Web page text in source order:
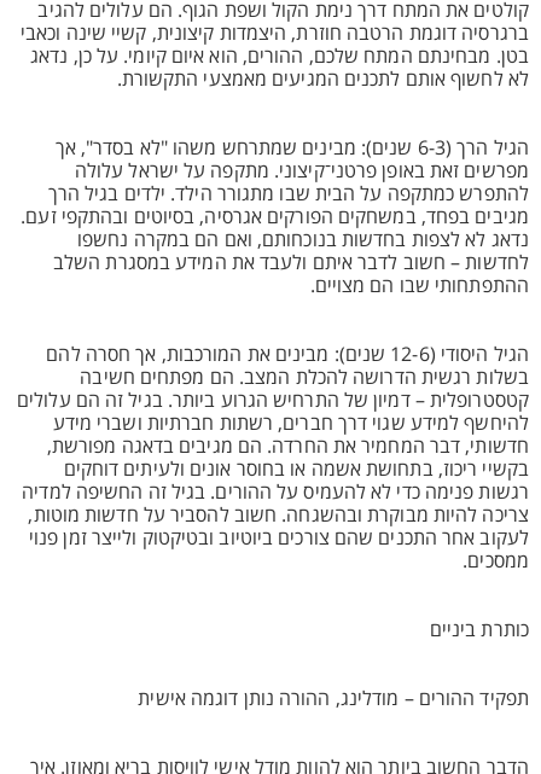
קולטים את המתח דרך נימת הקול ושפת הגוף. הם עלולים להגיב
ברגרסיה דוגמת הרטבה חוזרת, היצמדות קיצונית, קשיי שינה וכאבי
בטן. מבחינתם המתח שלכם, ההורים, הוא איום קיומי. על כן, נדאג
לא לחשוף אותם לתכנים המגיעים מאמצעי התקשורת.
הגיל הרך (6-3 שנים): מבינים שמתרחש משהו "לא בסדר", אך
מפרשים זאת באופן פרטני־קיצוני. מתקפה על ישראל עלולה
להתפרש כמתקפה על הבית שבו מתגורר הילד. ילדים בגיל הרך
מגיבים בפחד, במשחקים הפורקים אגרסיה, בסיוטים ובהתקפי זעם.
נדאג לא לצפות בחדשות בנוכחותם, ואם הם במקרה נחשפו
לחדשות – חשוב לדבר איתם ולעבד את המידע במסגרת השלב
ההתפתחותי שבו הם מצויים.
הגיל היסודי (12-6 שנים): מבינים את המורכבות, אך חסרה להם
בשלות רגשית הדרושה להכלת המצב. הם מפתחים חשיבה
קטסטרופלית – דמיון של התרחיש הגרוע ביותר. בגיל זה הם עלולים
להיחשף למידע שגוי דרך חברים, רשתות חברתיות ושברי מידע
חדשותי, דבר המחמיר את החרדה. הם מגיבים בדאגה מפורשת,
בקשיי ריכוז, בתחושת אשמה או בחוסר אונים ולעיתים דוחקים
רגשות פנימה כדי לא להעמיס על ההורים. בגיל זה החשיפה למדיה
צריכה להיות מבוקרת ובהשגחה. חשוב להסביר על חדשות מוטות,
לעקוב אחר התכנים שהם צורכים ביוטיוב ובטיקטוק ולייצר זמן פנוי
ממסכים.
כותרת ביניים
תפקיד ההורים – מודלינג, ההורה נותן דוגמה אישית
הדבר החשוב ביותר הוא להוות מודל אישי לוויסות בריא ומאוזן. איך